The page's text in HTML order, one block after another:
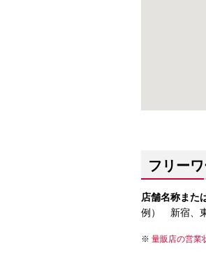
フリー
店舗名称また
例） 新宿、
量販店の営業